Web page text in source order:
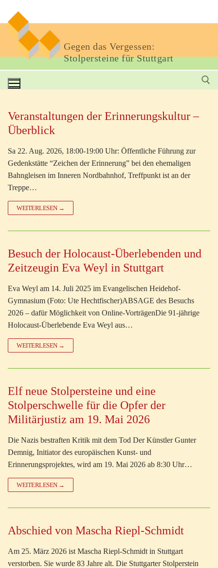
Gegen das Vergessen:
Stolpersteine für Stuttgart
Veranstaltungen der Erinnerungskultur –
Überblick
Sa 22. Aug. 2026, 18:00-19:00 Uhr: Öffentliche Führung zur
Gedenkstätte “Zeichen der Erinnerung” bei den ehemaligen
Bahngleisen im Inneren Nordbahnhof, Treffpunkt ist an der
Treppe…
WEITERLESEN →
Besuch der Holocaust-Überlebenden und
Zeitzeugin Eva Weyl in Stuttgart
Eva Weyl am 14. Juli 2025 im Evangelischen Heidehof-
Gymnasium (Foto: Ute Hechtfischer)ABSAGE des Besuchs
2026 – dafür Möglichkeit von Online-VorträgenDie 91-jährige
Holocaust-Überlebende Eva Weyl aus…
WEITERLESEN →
Elf neue Stolpersteine und eine
Stolperschwelle für die Opfer der
Militärjustiz am 19. Mai 2026
Die Nazis bestraften Kritik mit dem Tod Der Künstler Gunter
Demnig, Initiator des europäischen Kunst- und
Erinnerungsprojektes, wird am 19. Mai 2026 ab 8:30 Uhr…
WEITERLESEN →
Abschied von Mascha Riepl-Schmidt
Am 25. März 2026 ist Mascha Riepl-Schmidt in Stuttgart
verstorben. Sie wurde 83 Jahre alt. Die Stuttgarter Stolperstein